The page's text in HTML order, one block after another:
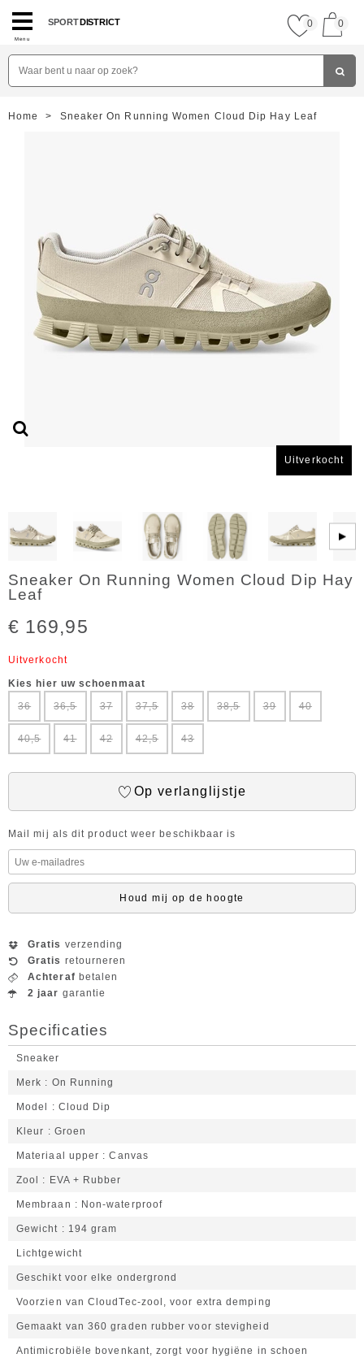
Menu
SPORTDISTRICT 0 0
Home > Sneaker On Running Women Cloud Dip Hay Leaf
Uitverkocht
▶
Sneaker On Running Women Cloud Dip Hay
Leaf
€ 169,95
Uitverkocht
Kies hier uw schoenmaat
36
36,5 37 37,5 38 38,5 39 40
40,5 41 42 42,5 43
Op verlanglijstje
Mail mij als dit product weer beschikbaar is
Houd mij op de hoogte
Gratis verzending
Gratis retourneren
Achteraf betalen
2 jaar garantie
Specificaties
Sneaker
Merk On Running
Model Cloud Dip
Kleur Groen
Materiaal upper Canvas
Zool EVA + Rubber
Membraan Non-waterproof
Gewicht 194 gram
Lichtgewicht
Geschikt voor elke ondergrond
Voorzien van CloudTec-zool, voor extra demping
Gemaakt van 360 graden rubber voor stevigheid
Antimicrobiële bovenkant, zorgt voor hygiëne in schoen